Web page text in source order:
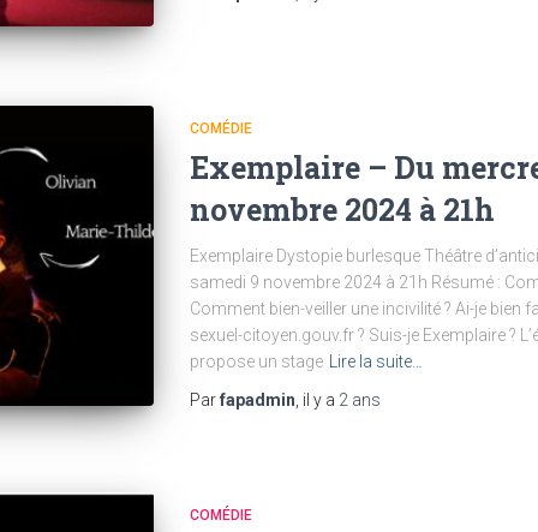
COMÉDIE
Exemplaire – Du
novembre 2024 à 21h
Exemplaire Dystopie burlesque Théâtre
samedi 9 novembre 2024 à 21h Résumé :
Comment bien-veiller une incivilité ? Ai-je
sexuel-citoyen.gouv.fr ? Suis-je Exemplaire ?
propose un stage
Lire la suite…
Parfapadmin , il y a 2 ans
COMÉDIE